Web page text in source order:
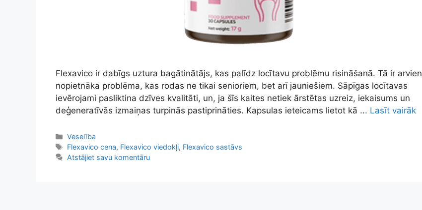
Flexavico ir dabīgs uztura bagātinātājs, kas palīdz locītavu problēmu risināšanā. Tā ir arvien
nopietnāka problēma, kas rodas ne tikai senioriem, bet arī jauniešiem. Sāpīgas locītavas
ievērojami pasliktina dzīves kvalitāti, un, ja šīs kaites netiek ārstētas uzreiz, iekaisums un
deģeneratīvās izmaiņas turpinās pastiprināties. Kapsulas ieteicams lietot kā ... Lasīt vairāk
Kategorijas
Veselība
Tags
Flexavico cena, Flexavico viedokļi, Flexavico sastāvs
Atstājiet savu komentāru